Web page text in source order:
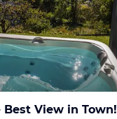
Best View in Town!